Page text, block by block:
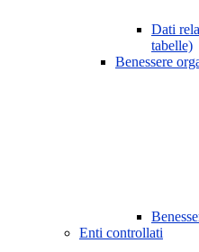
Dati
tabelle)
Benessere
Enti controllati